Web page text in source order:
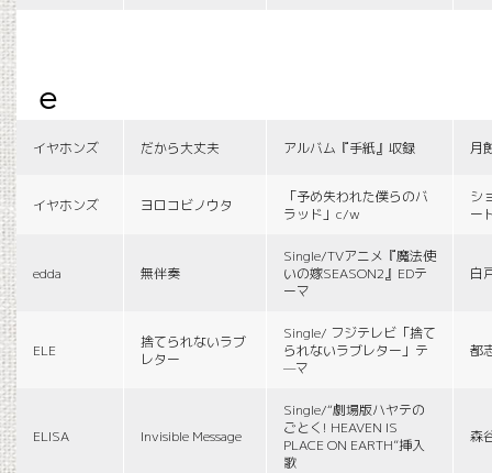
e
イヤホンズ だから大丈夫 アルバム『手紙』収録 月
イヤホンズ ヨロコビノウタ
「予め失われた僕らのバ
ラッド」c/w
シ
ー
edda 無伴奏
Single/TVアニメ『魔法使
いの嫁SEASON2』EDテ
ーマ
白
ELE
捨てられないラブ
レター
Single/ フジテレビ「捨て
られないラブレター」テ
—マ
都
ELISA Invisible Message
Single/“劇場版ハヤテの
ごとく! HEAVEN IS
PLACE ON EARTH”挿入
歌
森